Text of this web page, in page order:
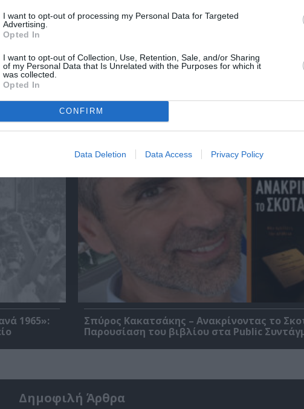
I want to opt-out of processing my Personal Data for Targeted
Advertising.
Opted In
I want to opt-out of Collection, Use, Retention, Sale, and/or Sharing
of my Personal Data that Is Unrelated with the Purposes for which it
was collected.
Opted In
CONFIRM
Data Deletion Data Access Privacy Policy
Βραβείο
Έκθεση Βιβλίου 2026 στο Ναύπλιο
1965»:
Σπύρος Κακατσάκης – Ανακρίνοντας το
Παρουσίαση του βιβλίου στα Public
Δημοφιλή Άρθρα